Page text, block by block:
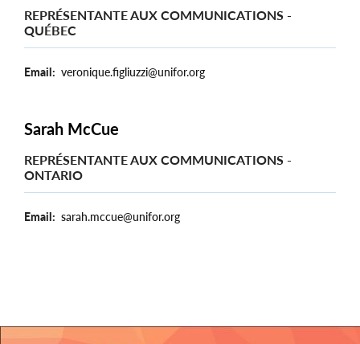
REPRÉSENTANTE AUX COMMUNICATIONS -
QUÉBEC
Email veronique.figliuzzi@unifor.org
Sarah McCue
REPRÉSENTANTE AUX COMMUNICATIONS -
ONTARIO
Email sarah.mccue@unifor.org